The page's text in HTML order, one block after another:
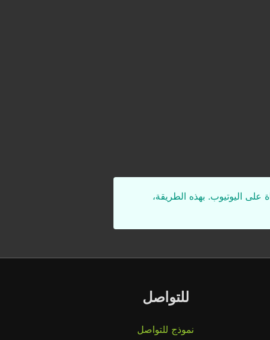
على اليوتيوب. بهذه الطريقة،
للتواصل
نموذج للتواصل